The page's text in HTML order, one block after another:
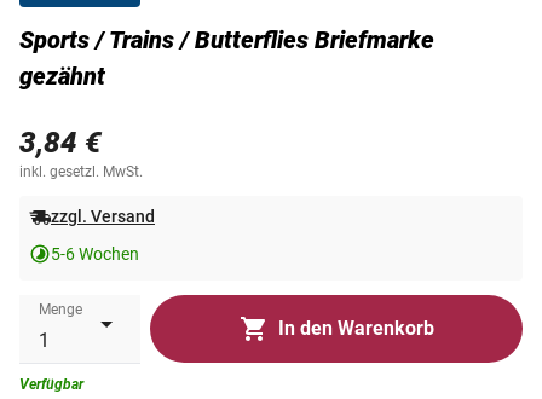
Sports / Trains / Butterflies Briefmarke
gezähnt
3,84 €
inkl. gesetzl. MwSt.
zzgl. Versand
5-6 Wochen
Menge
In den Warenkorb
Verfügbar